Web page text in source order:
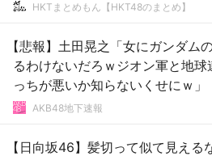
HKTまとめもん【HKT48のまとめ】
【悲報】土田晃之「女にガンダム
るわけないだろｗジオン軍と地球
っちが悪いか知らないくせにｗ」
AKB48地下速報
【日向坂46】髪切って似て見える